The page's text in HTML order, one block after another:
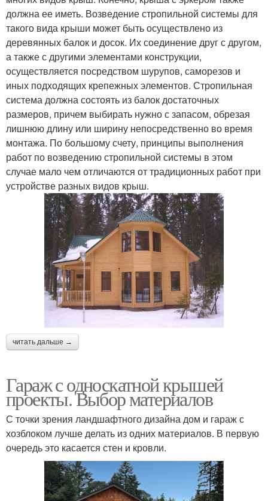
должна ее иметь. Возведение стропильной системы для
такого вида крыши может быть осуществлено из
деревянных балок и досок. Их соединение друг с другом,
а также с другими элементами конструкции,
осуществляется посредством шурупов, саморезов и
иных подходящих крепежных элементов. Стропильная
система должна состоять из балок достаточных
размеров, причем выбирать нужно с запасом, обрезая
лишнюю длину или ширину непосредственно во время
монтажа. По большому счету, принципы выполнения
работ по возведению стропильной системы в этом
случае мало чем отличаются от традиционных работ при
устройстве разных видов крыш.
читать дальше →
Гараж с односкатной крышей
проекты. Выбор материалов
С точки зрения ландшафтного дизайна дом и гараж с
хозблоком лучше делать из одних материалов. В первую
очередь это касается стен и кровли.